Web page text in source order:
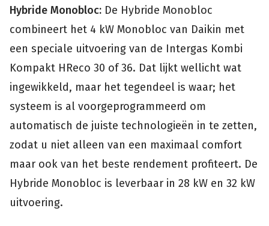
Hybride Monobloc: De Hybride Monobloc
combineert het 4 kW Monobloc van Daikin met
een speciale uitvoering van de Intergas Kombi
Kompakt HReco 30 of 36. Dat lijkt wellicht wat
ingewikkeld, maar het tegendeel is waar; het
systeem is al voorgeprogrammeerd om
automatisch de juiste technologieën in te zetten,
zodat u niet alleen van een maximaal comfort
maar ook van het beste rendement profiteert. De
Hybride Monobloc is leverbaar in 28 kW en 32 kW
uitvoering.